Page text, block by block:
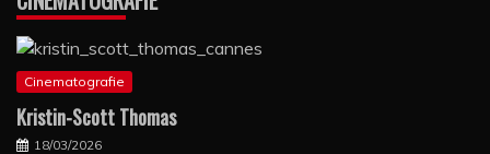
Cinematografie
Kristin-Scott Thomas
18/03/2026